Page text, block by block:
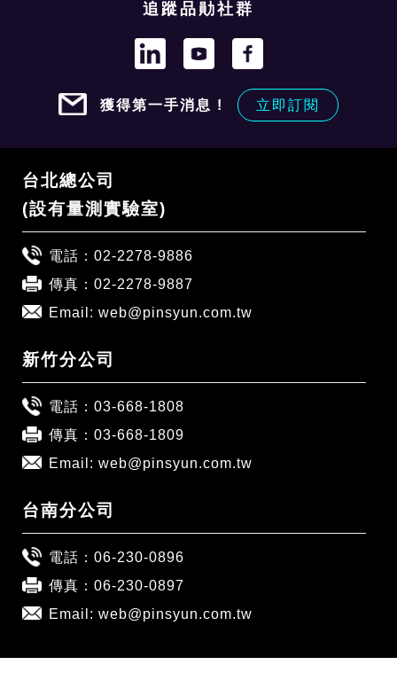
追蹤品勛社群
獲得第一手消息 ! 立即訂閱
台北總公司
(設有量測實驗室)
電話： 02-2278-9886
傳真：02-2278-9887
Email: web@pinsyun.com.tw
新竹分公司
電話： 03-668-1808
傳真：03-668-1809
Email: web@pinsyun.com.tw
台南分公司
電話： 06-230-0896
傳真：06-230-0897
Email: web@pinsyun.com.tw